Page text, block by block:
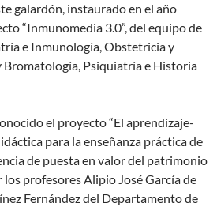
galardón, instaurado en el año
“Inmunomedia 3.0”, del equipo de
e Inmunología, Obstetricia y
Psiquiatría e Historia
el proyecto “El aprendizaje-
para la enseñanza práctica de
de puesta en valor del patrimonio
profesores Alipio José García de
Fernández del Departamento de